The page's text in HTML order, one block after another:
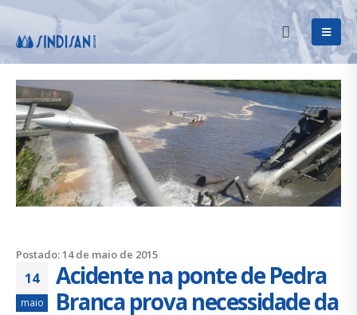
Postado: 14 de maio de 2015
14
maio
Acidente na ponte de Pedra
Branca prova necessidade da